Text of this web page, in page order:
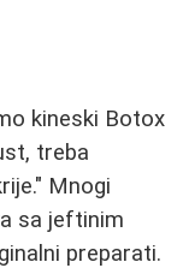
kineski Botox
treba
Mnogi
sa jeftinim
preparati.